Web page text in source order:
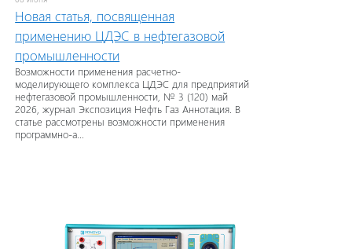
Новая статья, посвященная
применению ЦДЭС в нефтегазовой
промышленности
Возможности применения расчетно-
моделирующего комплекса ЦДЭС для предприятий
нефтегазовой промышленности, № 3 (120) май
2026, журнал Экспозиция Нефть Газ Аннотация. В
статье рассмотрены возможности применения
программно-а...